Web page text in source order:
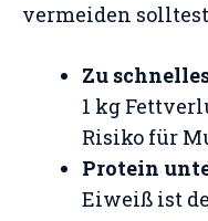
vermeiden
Zu
1 kg
Risiko für
Protein
Eiweiß ist